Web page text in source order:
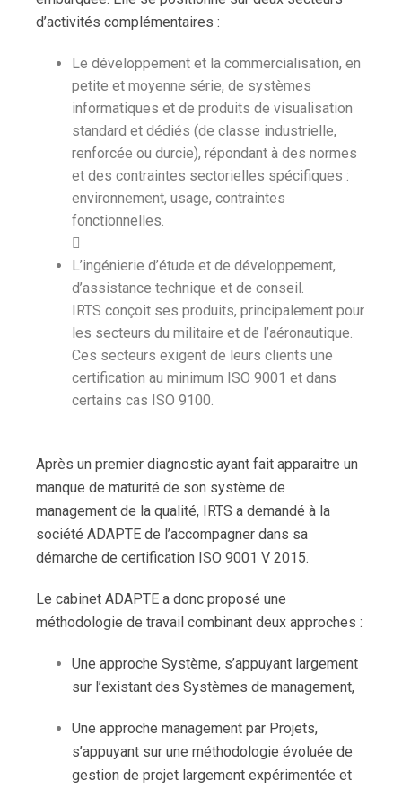
d’activités complémentaires :
Le développement et la commercialisation, en
petite et moyenne série, de systèmes
informatiques et de produits de visualisation
standard et dédiés (de classe industrielle,
renforcée ou durcie), répondant à des normes
et des contraintes sectorielles spécifiques :
environnement, usage, contraintes
fonctionnelles.

L’ingénierie d’étude et de développement,
d’assistance technique et de conseil.
IRTS conçoit ses produits, principalement pour
les secteurs du militaire et de l’aéronautique.
Ces secteurs exigent de leurs clients une
certification au minimum ISO 9001 et dans
certains cas ISO 9100.
Après un premier diagnostic ayant fait apparaitre un
manque de maturité de son système de
management de la qualité, IRTS a demandé à la
société ADAPTE de l’accompagner dans sa
démarche de certification ISO 9001 V 2015.
Le cabinet ADAPTE a donc proposé une
méthodologie de travail combinant deux approches :
Une approche Système, s’appuyant largement
sur l’existant des Systèmes de management,
Une approche management par Projets,
s’appuyant sur une méthodologie évoluée de
gestion de projet largement expérimentée et